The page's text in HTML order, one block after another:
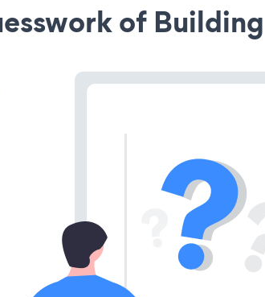
of